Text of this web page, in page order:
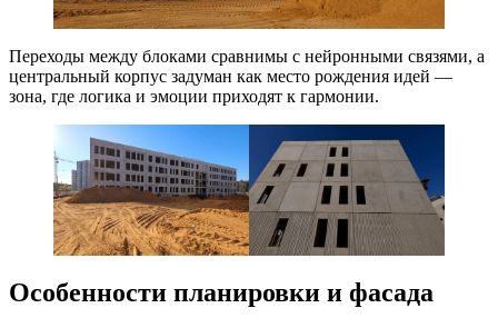
Переходы между блоками сравнимы с нейронными связями, а
центральный корпус задуман как место рождения идей —
зона, где логика и эмоции приходят к гармонии.
Особенности планировки и фасада